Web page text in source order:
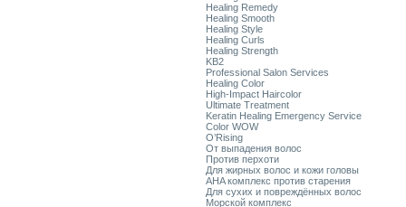
Healing Remedy
Healing Smooth
Healing Style
Healing Curls
Healing Strength
KB2
Professional Salon Services
Healing Color
High-Impact Haircolor
Ultimate Treatment
Keratin Healing Emergency Service
Color WOW
O’Rising
От выпадения волос
Против перхоти
Для жирных волос и кожи головы
AHA комплекс против старения
Для сухих и повреждённых волос
Морской комплекс